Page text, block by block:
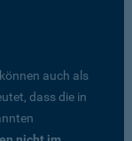
auch als
dass die in